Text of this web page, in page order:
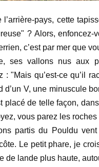
l’arrière-pays, cette
? Alors,
c’est par mer que
ses vallons nus aux
: "Mais qu’est-ce qu’il
d’un V, une minuscule
placé de telle façon,
vous parez les
partis du Pouldu
Le petit phare, je
de lande plus haute,